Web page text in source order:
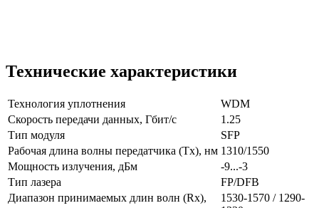
Технические характеристики
Технология уплотнения
WDM
Скорость передачи данных, Гбит/с
1.25
Тип модуля
SFP
Рабочая длина волны передатчика (Tx), нм 1310/1550
Мощность излучения, дБм
-9...-3
Тип лазера
FP/DFB
Диапазон принимаемых длин волн (Rx),
1530-1570 / 1290-